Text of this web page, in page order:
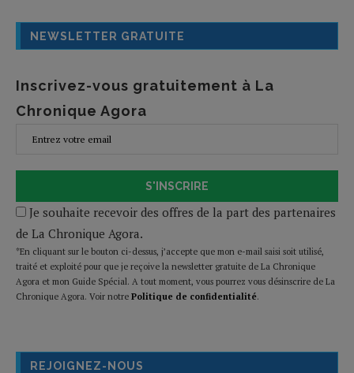
NEWSLETTER GRATUITE
Inscrivez-vous gratuitement à La
Chronique Agora
S'INSCRIRE
Je souhaite recevoir des offres de la part des partenaires
de La Chronique Agora.
*En cliquant sur le bouton ci-dessus, j’accepte que mon e-mail saisi soit utilisé,
traité et exploité pour que je reçoive la newsletter gratuite de La Chronique
Agora et mon Guide Spécial. A tout moment, vous pourrez vous désinscrire de La
Chronique Agora. Voir notre Politique de confidentialité.
REJOIGNEZ-NOUS